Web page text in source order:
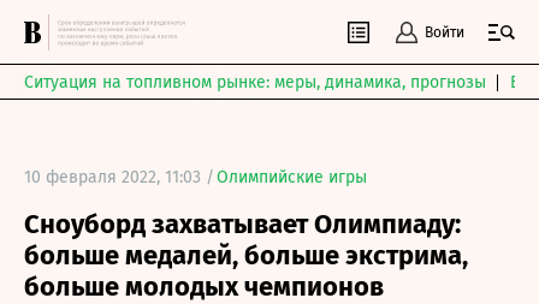
Войти
Ситуация на топливном рынке: меры, динамика, прогнозы
10 февраля 2022, 11:03 /Олимпийские игры
Сноуборд захватывает Олимпиаду:
больше медалей, больше экстрима,
больше молодых чемпионов